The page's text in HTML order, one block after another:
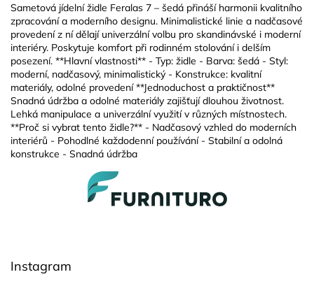
Sametová jídelní židle Feralas 7 – šedá přináší harmonii kvalitního
zpracování a moderního designu. Minimalistické linie a nadčasové
provedení z ní dělají univerzální volbu pro skandinávské i moderní
interiéry. Poskytuje komfort při rodinném stolování i delším
posezení. **Hlavní vlastnosti** - Typ: židle - Barva: šedá - Styl:
moderní, nadčasový, minimalistický - Konstrukce: kvalitní
materiály, odolné provedení **Jednoduchost a praktičnost**
Snadná údržba a odolné materiály zajišťují dlouhou životnost.
Lehká manipulace a univerzální využití v různých místnostech.
**Proč si vybrat tento židle?** - Nadčasový vzhled do moderních
interiérů - Pohodlné každodenní používání - Stabilní a odolná
konstrukce - Snadná údržba
Instagram